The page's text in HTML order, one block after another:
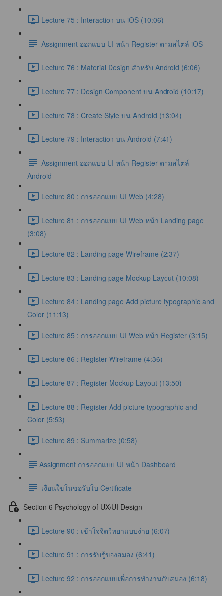
Lecture 75 : Interaction บน iOS (10:06)
Assignment ออกแบบ UI หน้า Register ตามสไตล์ iOS
Lecture 76 : Material Design สำหรับ Android (6:06)
Lecture 77 : Design Component บน Android (10:17)
Lecture 78 : Create Style บน Android (13:04)
Lecture 79 : Interaction บน Android (7:41)
Assignment ออกแบบ UI หน้า Register ตามสไตล์
Android
Lecture 80 : การออกแบบ UI Web (4:28)
Lecture 81 : การออกแบบ UI Web หน้า Landing page
(3:08)
Lecture 82 : Landing page Wireframe (2:37)
Lecture 83 : Landing page Mockup Layout (10:08)
Lecture 84 : Landing page Add picture typographic and
Color (11:13)
Lecture 85 : การออกแบบ UI Web หน้า Register (3:15)
Lecture 86 : Register Wireframe (4:36)
Lecture 87 : Register Mockup Layout (13:50)
Lecture 88 : Register Add picture typographic and
Color (5:53)
Lecture 89 : Summarize (0:58)
​Assignment การออกแบบ UI หน้า Dashboard
เงื่อนใขในขอรับใบ Certificate
Section 6 Psychology of UX/UI Design
Lecture 90 : เข้าใจจิตวิทยาแบบง่าย (6:07)
Lecture 91 : การรับรู้ของสมอง (6:41)
Lecture 92 : การออกแบบเพื่อการทำงานกับสมอง (6:18)